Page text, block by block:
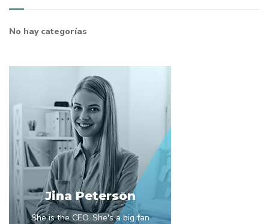
No hay categorías
Jina Peterson
She is the CEO. She's a big fan